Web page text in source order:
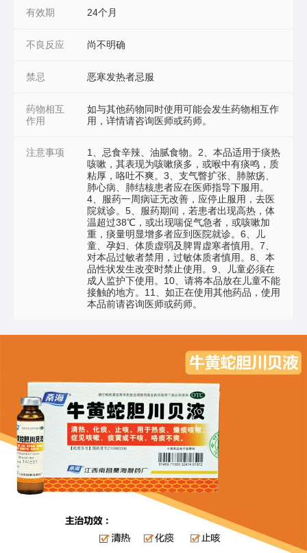
有效期 24个月
不良反应 尚不明确
禁忌 恶寒发热者忌服
药物相互
作用
如与其他药物同时使用可能会发生药物相互作
用，详情请咨询医师或药师。
注意事项
1、忌食辛辣、油腻食物。2、本品适用于痰热
咳嗽，其表现为咳嗽痰多，或喉中有痰鸣，质
粘厚，咯吐不爽。3、支气瞥扩张、肺脓疡、
肺心病、肺结核患者应在医师指导下服用。
4、服药一周病证无改善，应停止服用，去医
院就诊。5、服药期间，若患者出现高热，体
温超过38℃，或出现喘促气急者，或咳嗽加
重，痰量明显增多者应到医院就诊。6、儿
童、孕妇、体质虚弱及脾胃虚寒者慎用。7、
对本品过敏者禁用，过敏体质者慎用。8、本
品性状发生改变时禁止使用。9、儿童必须在
成人监护下使用。10、请将本品放在儿童不能
接触的地方。11、如正在使用其他药品，使用
本品前请咨询医师或药师。